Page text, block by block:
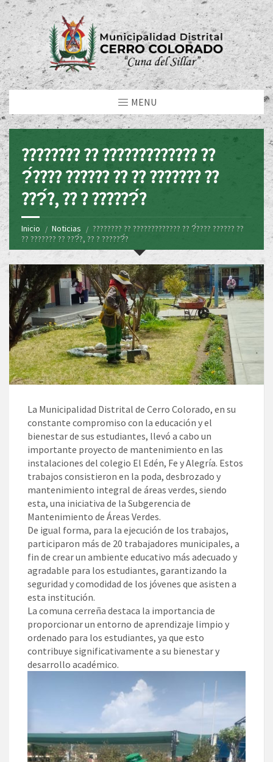
MENU
???????? ?? ????????????? ??
?́???? ?????? ?? ?? ??????? ??
???́?, ?? ? ??????́?
Inicio Noticias
???????? ?? ????????????? ?? ?́???? ?????? ??
?? ??????? ?? ???́?, ?? ? ??????́?
La Municipalidad Distrital de Cerro Colorado, en su
constante compromiso con la educación y el
bienestar de sus estudiantes, llevó a cabo un
importante proyecto de mantenimiento en las
instalaciones del colegio El Edén, Fe y Alegría. Estos
trabajos consistieron en la poda, desbrozado y
mantenimiento integral de áreas verdes, siendo
esta, una iniciativa de la Subgerencia de
Mantenimiento de Áreas Verdes.
De igual forma, para la ejecución de los trabajos,
participaron más de 20 trabajadores municipales, a
fin de crear un ambiente educativo más adecuado y
agradable para los estudiantes, garantizando la
seguridad y comodidad de los jóvenes que asisten a
esta institución.
La comuna cerreña destaca la importancia de
proporcionar un entorno de aprendizaje limpio y
ordenado para los estudiantes, ya que esto
contribuye significativamente a su bienestar y
desarrollo académico.